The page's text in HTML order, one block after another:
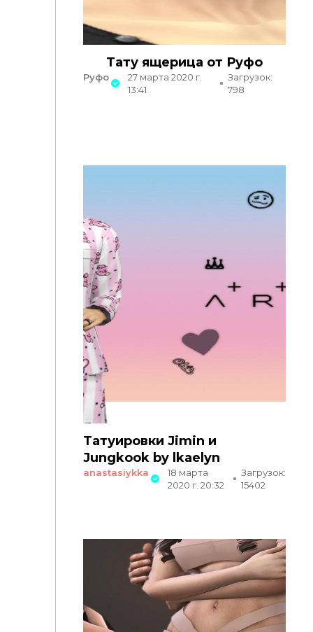
Тату ящерица от Руфо
Руфо
27 марта 2020 г.
13:41
Загрузок:
798
Татуировки Jimin и
Jungkook by lkaelyn
anastasiykka
18 марта
2020 г. 20:32
Загрузок:
15402